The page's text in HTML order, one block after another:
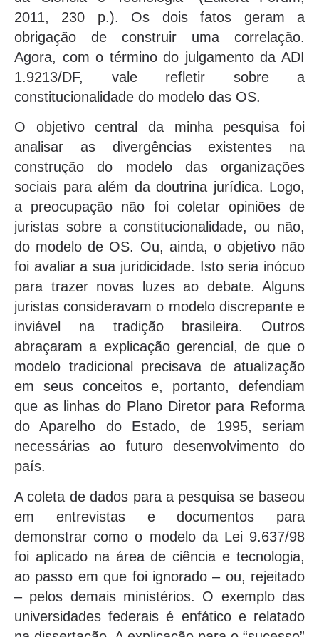
2011, 230 p.). Os dois fatos geram a
obrigação de construir uma correlação.
Agora, com o término do julgamento da ADI
1.9213/DF, vale refletir sobre a
constitucionalidade do modelo das OS.
O objetivo central da minha pesquisa foi
analisar as divergências existentes na
construção do modelo das organizações
sociais para além da doutrina jurídica. Logo,
a preocupação não foi coletar opiniões de
juristas sobre a constitucionalidade, ou não,
do modelo de OS. Ou, ainda, o objetivo não
foi avaliar a sua juridicidade. Isto seria inócuo
para trazer novas luzes ao debate. Alguns
juristas consideravam o modelo discrepante e
inviável na tradição brasileira. Outros
abraçaram a explicação gerencial, de que o
modelo tradicional precisava de atualização
em seus conceitos e, portanto, defendiam
que as linhas do Plano Diretor para Reforma
do Aparelho do Estado, de 1995, seriam
necessárias ao futuro desenvolvimento do
país.
A coleta de dados para a pesquisa se baseou
em entrevistas e documentos para
demonstrar como o modelo da Lei 9.637/98
foi aplicado na área de ciência e tecnologia,
ao passo em que foi ignorado – ou, rejeitado
– pelos demais ministérios. O exemplo das
universidades federais é enfático e relatado